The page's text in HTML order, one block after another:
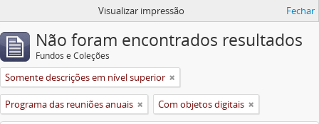
Visualizar impressão Fechar
Não foram encontrados resultados
Fundos e Coleções
Somente descrições em nível superior
Programa das reuniões anuais Com objetos digitais